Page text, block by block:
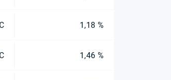
1,18 %
1,46 %